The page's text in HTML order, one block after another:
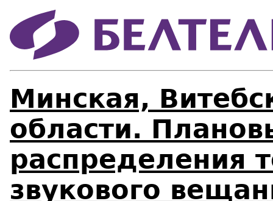
Минская,
области.
распределения
звукового